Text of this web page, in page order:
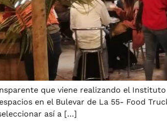
que viene realizando el
en el Bulevar de La 55- Food
así a […]